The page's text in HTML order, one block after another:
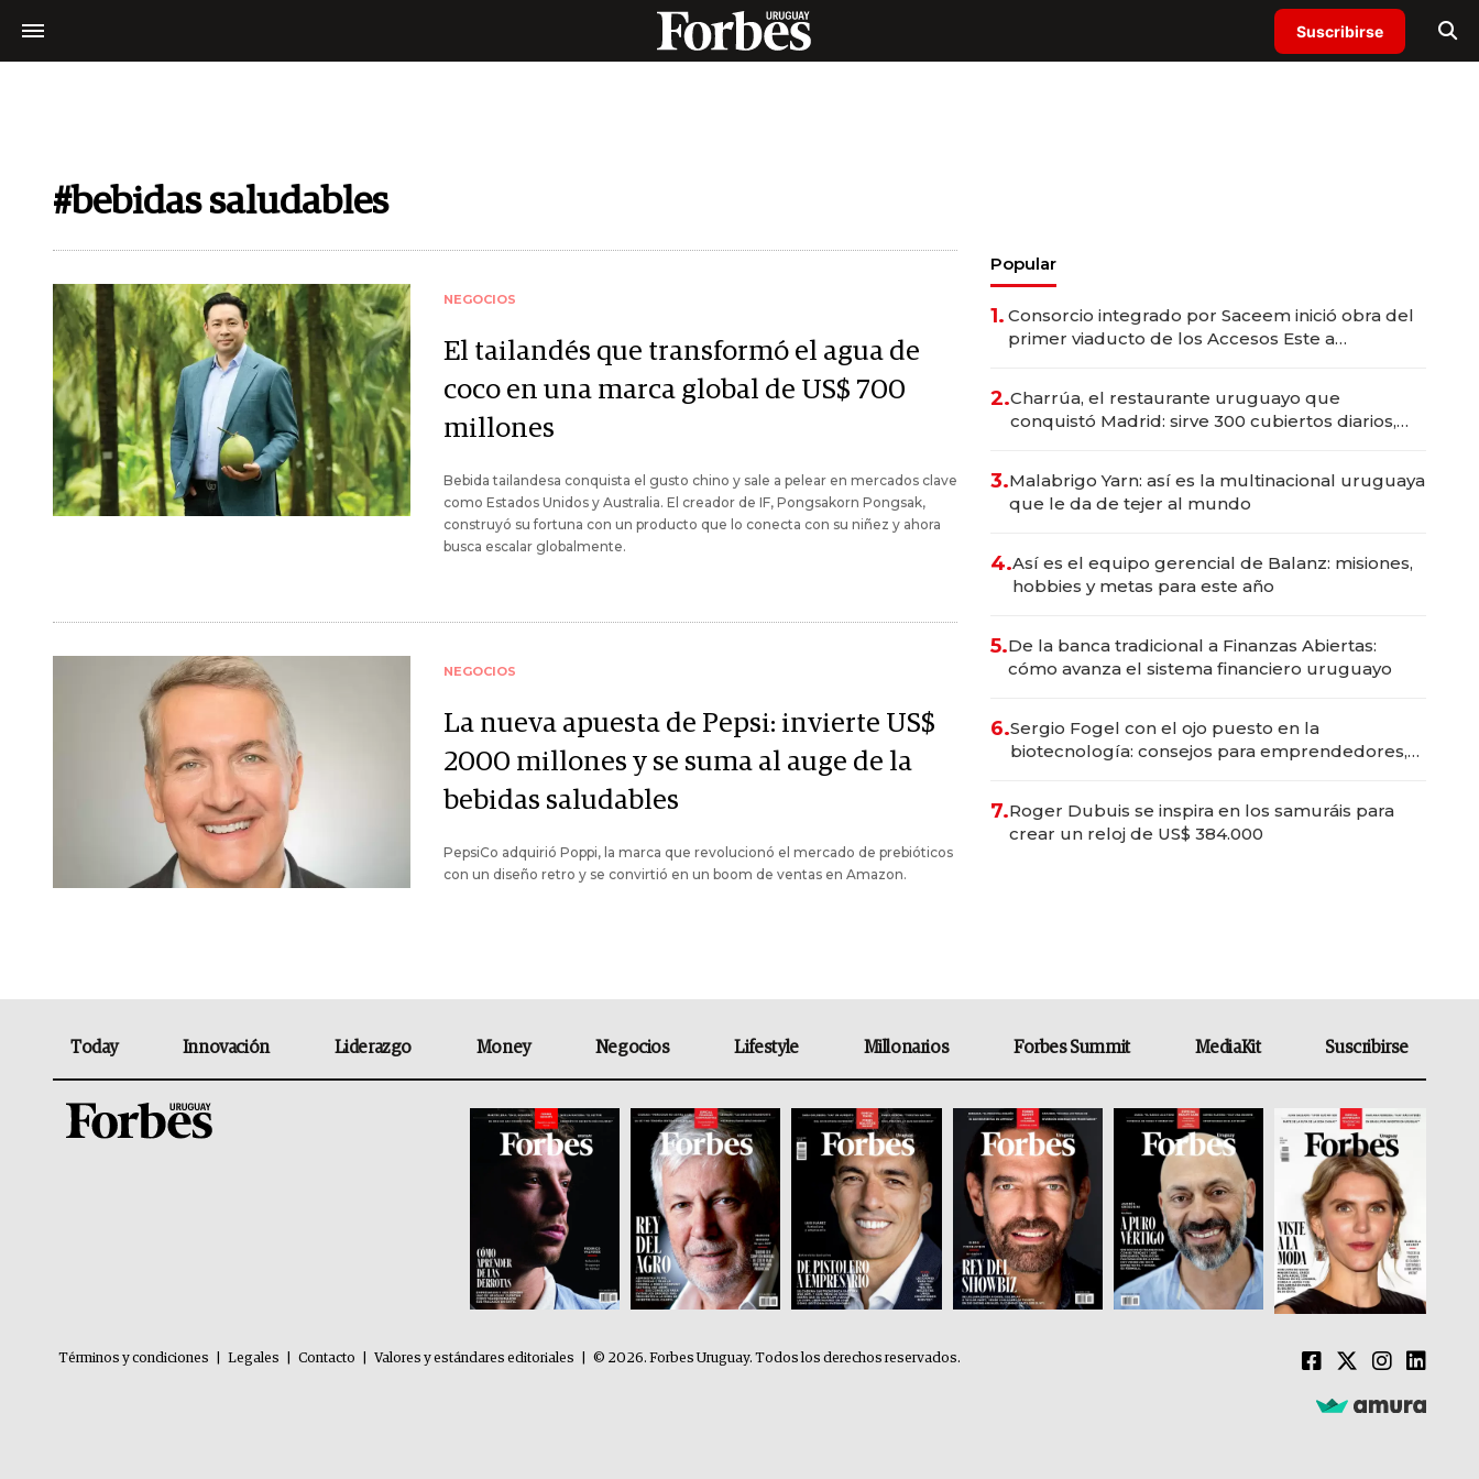
Suscribirse
#bebidas saludables
NEGOCIOS
El tailandés que transformó el agua de
coco en una marca global de US$ 700
millones
Bebida tailandesa conquista el gusto chino y sale a pelear en mercados clave
como Estados Unidos y Australia. El creador de IF, Pongsakorn Pongsak,
construyó su fortuna con un producto que lo conecta con su niñez y ahora
busca escalar globalmente.
NEGOCIOS
La nueva apuesta de Pepsi: invierte US$
2000 millones y se suma al auge de la
bebidas saludables
PepsiCo adquirió Poppi, la marca que revolucionó el mercado de prebióticos
con un diseño retro y se convirtió en un boom de ventas en Amazon.
Popular
1. Consorcio integrado por Saceem inició obra del
primer viaducto de los Accesos Este a
2.Charrúa, el restaurante uruguayo que
conquistó Madrid: sirve 300 cubiertos diarios,
3.Malabrigo Yarn: así es la multinacional uruguaya
que le da de tejer al mundo
4.Así es el equipo gerencial de Balanz: misiones,
hobbies y metas para este año
5.De la banca tradicional a Finanzas Abiertas:
cómo avanza el sistema financiero uruguayo
6.Sergio Fogel con el ojo puesto en la
biotecnología: consejos para emprendedores,
7.Roger Dubuis se inspira en los samuráis para
crear un reloj de US$ 384.000
Today Innovación Liderazgo Money Negocios Lifestyle Millonarios Forbes Summit MediaKit Suscribirse
Términos y condiciones Legales Contacto Valores y estándares editoriales © 2026. Forbes Uruguay. Todos los derechos reservados.